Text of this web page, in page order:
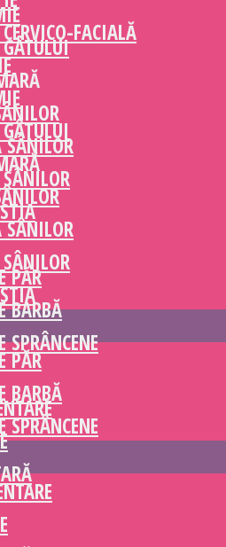
SÂNILOR
PĂR
BARBĂ
SPRÂNCENE
FACIALĂ
SÂNILOR
PĂR
BARBĂ